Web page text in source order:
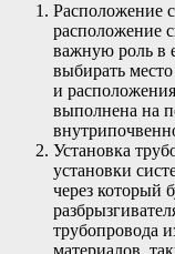
Расположение
расположение
важную роль в
выбирать
и
выполнена на
Установка
установки
через который
трубопровода